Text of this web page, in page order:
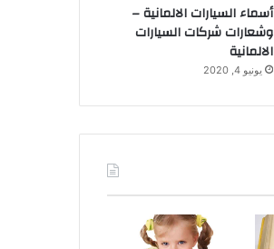
أسماء السيارات الالمانية –
وشعارات شركات السيارات
الالمانية
يونيو 4, 2020